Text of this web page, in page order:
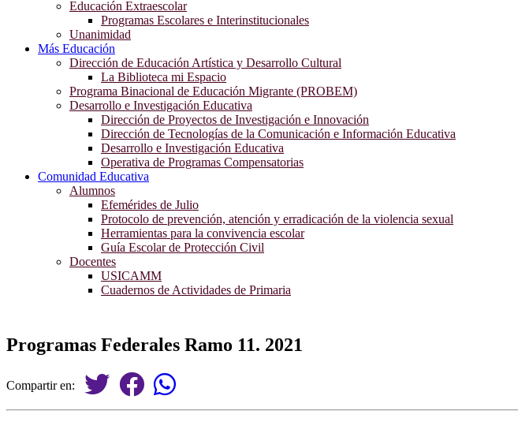
Educación Extraescolar
Programas Escolares e Interinstitucionales
Unanimidad
Más Educación
Dirección de Educación Artística y Desarrollo Cultural
La Biblioteca mi Espacio
Programa Binacional de Educación Migrante (PROBEM)
Desarrollo e Investigación Educativa
Dirección de Proyectos de Investigación e Innovación
Dirección de Tecnologías de la Comunicación e Información Educativa
Desarrollo e Investigación Educativa
Operativa de Programas Compensatorias
Comunidad Educativa
Alumnos
Efemérides de Julio
Protocolo de prevención, atención y erradicación de la violencia sexual
Herramientas para la convivencia escolar
Guía Escolar de Protección Civil
Docentes
USICAMM
Cuadernos de Actividades de Primaria
Programas Federales Ramo 11. 2021
Compartir en: